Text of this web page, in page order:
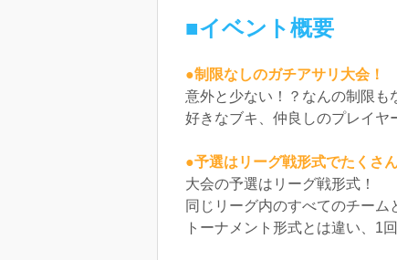
■イベント概要
●制限なしのガチアサリ大会！
意外と少ない！？なんの制限も
好きなブキ、仲良しのプレイヤ
●予選はリーグ戦形式でたくさ
大会の予選はリーグ戦形式！
同じリーグ内のすべてのチー
トーナメント形式とは違い、1